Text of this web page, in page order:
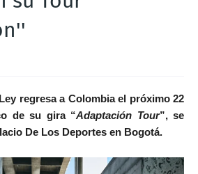
regresa a Colombia el próximo 22
de su gira “Adaptación Tour”, se
De Los Deportes en Bogotá.